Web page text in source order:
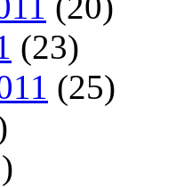
(23)
(25)